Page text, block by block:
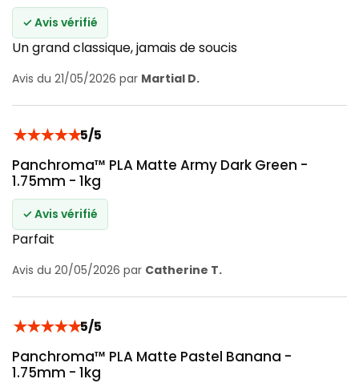
✓ Avis vérifié
Un grand classique, jamais de soucis
Avis du 21/05/2026 par Martial D.
★★★★★5/5
Panchroma™ PLA Matte Army Dark Green -
1.75mm - 1kg
✓ Avis vérifié
Parfait
Avis du 20/05/2026 par Catherine T.
★★★★★5/5
Panchroma™ PLA Matte Pastel Banana -
1.75mm - 1kg